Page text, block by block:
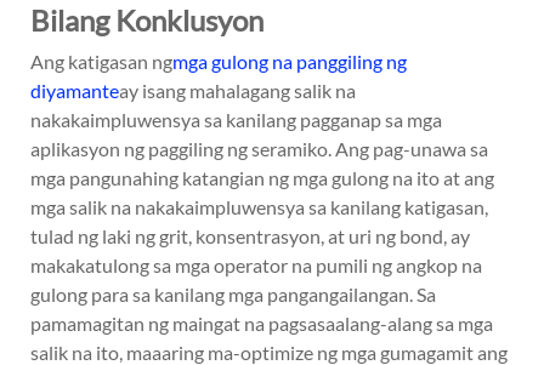
Bilang Konklusyon
Ang katigasan ngmga gulong na panggiling ng
diyamanteay isang mahalagang salik na
nakakaimpluwensya sa kanilang pagganap sa mga
aplikasyon ng paggiling ng seramiko. Ang pag-unawa sa
mga pangunahing katangian ng mga gulong na ito at ang
mga salik na nakakaimpluwensya sa kanilang katigasan,
tulad ng laki ng grit, konsentrasyon, at uri ng bond, ay
makakatulong sa mga operator na pumili ng angkop na
gulong para sa kanilang mga pangangailangan. Sa
pamamagitan ng maingat na pagsasaalang-alang sa mga
salik na ito, maaaring ma-optimize ng mga gumagamit ang